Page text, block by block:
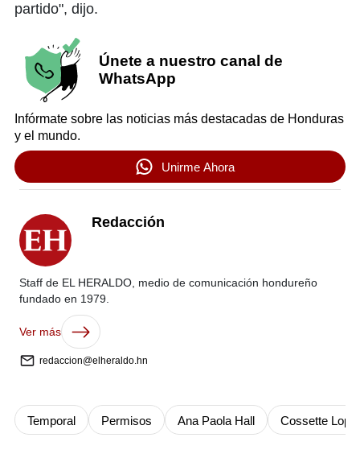
partido", dijo.
Únete a nuestro canal de
WhatsApp
Infórmate sobre las noticias más destacadas de Honduras
y el mundo.
Unirme Ahora
Redacción
Staff de EL HERALDO, medio de comunicación hondureño
fundado en 1979.
Ver más
redaccion@elheraldo.hn
Temporal Permisos Ana Paola Hall Cossette